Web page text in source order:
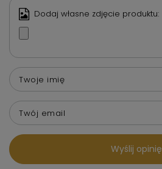
Dodaj własne zdjęcie produktu:
Twoje imię
Twój email
Wyślij opinię